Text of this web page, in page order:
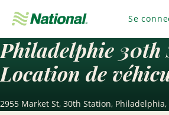
navigation
Se
Philadelphie 30th
Location de
2955 Market St, 30th Station, Philadelphia,